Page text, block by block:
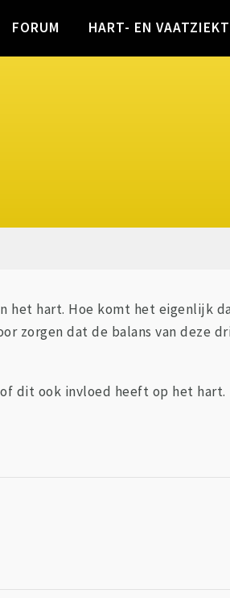
FORUM HART- EN
het hart. Hoe komt het eigenlijk
zorgen dat de balans van deze
dit ook invloed heeft op het hart.